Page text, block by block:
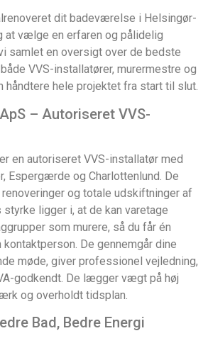
dit badeværelse i Helsingør-
at vælge en erfaren og pålidelig
samlet en oversigt over de bedste
VVS-installatører, murermestre og
håndtere hele projektet fra start til slut.
– Autoriseret VVS-
en autoriseret VVS-installatør med
Espergærde og Charlottenlund. De
og totale udskiftninger af
ligger i, at de kan varetage
som murere, så du får én
De gennemgår dine
møde, giver professionel vejledning,
godkendt. De lægger vægt på høj
og overholdt tidsplan.
Bad, Bedre Energi